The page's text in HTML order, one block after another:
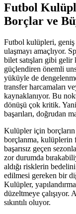
Futbol
Borçlar ve
Futbol kulüpleri,
ulaşmayı amaçlıyor.
bilet satışları gibi
güçlendiren önemli
yüküyle de
transfer harcamaları
kaynaklanıyor. Bu
dönüşü çok kritik.
başarıları, doğrudan
Kulüpler için borçların
borçlanma, kulüplerin
başarısız geçen
zor durumda
aldığı risklerin
edilmesi gereken bir
Kulüpler,
düzeltmeye çalışıyor.
sıkıntılı oluyor.